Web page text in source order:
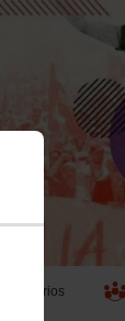
Territorios